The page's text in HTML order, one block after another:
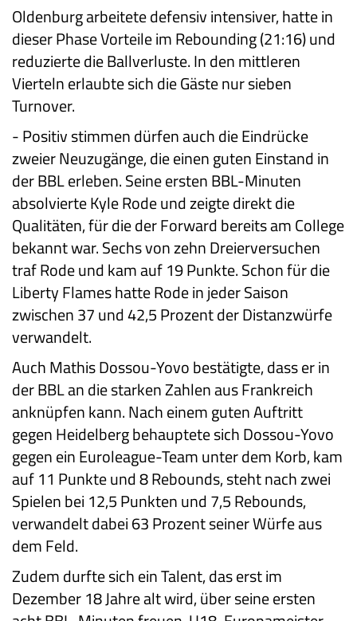
Oldenburg arbeitete defensiv intensiver, hatte in
dieser Phase Vorteile im Rebounding (21:16) und
reduzierte die Ballverluste. In den mittleren
Vierteln erlaubte sich die Gäste nur sieben
Turnover.
-Positiv stimmen dürfen auch die Eindrücke
zweier Neuzugänge, die einen guten Einstand in
der BBL erleben. Seine ersten BBL-Minuten
absolvierte Kyle Rode und zeigte direkt die
Qualitäten, für die der Forward bereits am College
bekannt war. Sechs von zehn Dreierversuchen
traf Rode und kam auf 19 Punkte. Schon für die
Liberty Flames hatte Rode in jeder Saison
zwischen 37 und 42,5 Prozent der Distanzwürfe
verwandelt.
Auch Mathis Dossou-Yovo bestätigte, dass er in
der BBL an die starken Zahlen aus Frankreich
anknüpfen kann. Nach einem guten Auftritt
gegen Heidelberg behauptete sich Dossou-Yovo
gegen ein Euroleague-Team unter dem Korb, kam
auf 11 Punkte und 8 Rebounds, steht nach zwei
Spielen bei 12,5 Punkten und 7,5 Rebounds,
verwandelt dabei 63 Prozent seiner Würfe aus
dem Feld.
Zudem durfte sich ein Talent, das erst im
Dezember 18 Jahre alt wird, über seine ersten